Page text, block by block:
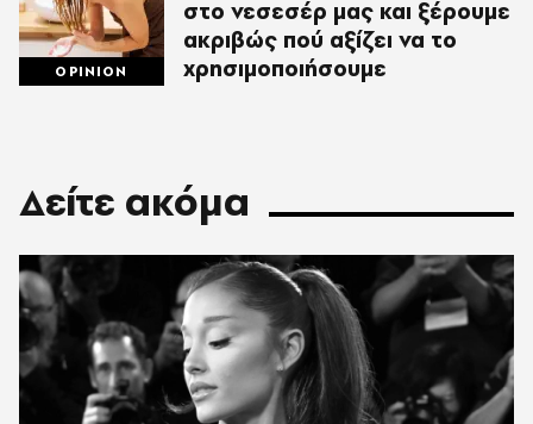
OPINION
στο νεσεσέρ μας και ξέρουμε
ακριβώς πού αξίζει να το
χρησιμοποιήσουμε
Δείτε ακόμα